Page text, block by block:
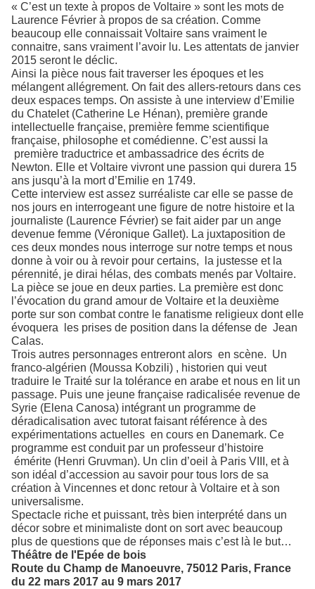
« C’est un texte à propos de Voltaire » sont les mots de
Laurence Février à propos de sa création. Comme
beaucoup elle connaissait Voltaire sans vraiment le
connaitre, sans vraiment l’avoir lu. Les attentats de janvier
2015 seront le déclic.
Ainsi la pièce nous fait traverser les époques et les
mélangent allégrement. On fait des allers-retours dans ces
deux espaces temps. On assiste à une interview d’Emilie
du Chatelet (Catherine Le Hénan), première grande
intellectuelle française, première femme scientifique
française, philosophe et comédienne. C’est aussi la
première traductrice et ambassadrice des écrits de
Newton. Elle et Voltaire vivront une passion qui durera 15
ans jusqu’à la mort d’Emilie en 1749.
Cette interview est assez surréaliste car elle se passe de
nos jours en interrogeant une figure de notre histoire et la
journaliste (Laurence Février) se fait aider par un ange
devenue femme (Véronique Gallet). La juxtaposition de
ces deux mondes nous interroge sur notre temps et nous
donne à voir ou à revoir pour certains, la justesse et la
pérennité, je dirai hélas, des combats menés par Voltaire.
La pièce se joue en deux parties. La première est donc
l’évocation du grand amour de Voltaire et la deuxième
porte sur son combat contre le fanatisme religieux dont elle
évoquera les prises de position dans la défense de Jean
Calas.
Trois autres personnages entreront alors en scène. Un
franco-algérien (Moussa Kobzili) , historien qui veut
traduire le Traité sur la tolérance en arabe et nous en lit un
passage. Puis une jeune française radicalisée revenue de
Syrie (Elena Canosa) intégrant un programme de
déradicalisation avec tutorat faisant référence à des
expérimentations actuelles en cours en Danemark. Ce
programme est conduit par un professeur d’histoire
émérite (Henri Gruvman). Un clin d’oeil à Paris VIII, et à
son idéal d’accession au savoir pour tous lors de sa
création à Vincennes et donc retour à Voltaire et à son
universalisme.
Spectacle riche et puissant, très bien interprété dans un
décor sobre et minimaliste dont on sort avec beaucoup
plus de questions que de réponses mais c’est là le but…
Théâtre de l'Epée de bois
Route du Champ de Manoeuvre, 75012 Paris, France
du 22 mars 2017 au 9 mars 2017